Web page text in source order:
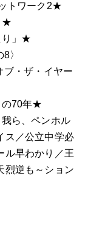
トワーク2★
★
」 ★
〉
ブ・ザ・イヤー
70年★
ら、ペンホル
ス／公立中学必
ル早わかり／王
烈逆も～ション